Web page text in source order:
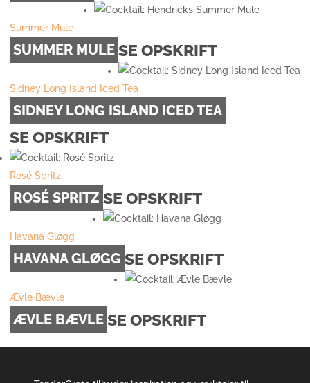
Summer Mule
SUMMER MULE SE OPSKRIFT
Sidney Long Island Iced Tea
SIDNEY LONG ISLAND ICED TEA
SE OPSKRIFT
Rosé Spritz
ROSÉ SPRITZ SE OPSKRIFT
Havana Gløgg
HAVANA GLØGG SE OPSKRIFT
Ævle Bævle
ÆVLE BÆVLE SE OPSKRIFT